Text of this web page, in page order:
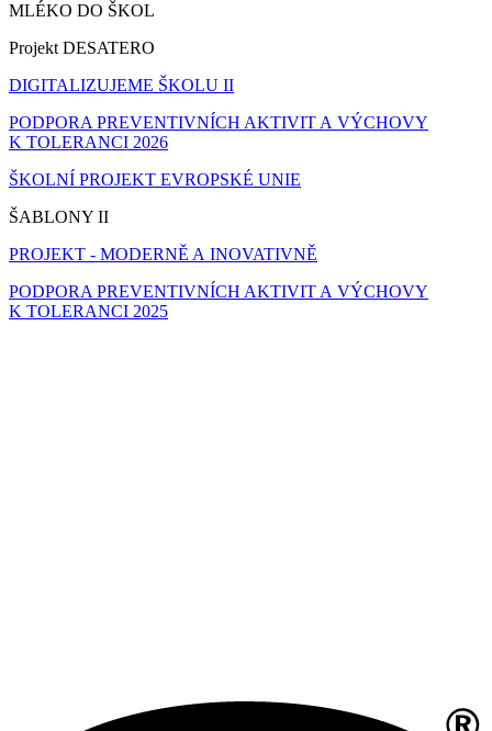
MLÉKO DO ŠKOL
Projekt DESATERO
DIGITALIZUJEME ŠKOLU II
PODPORA PREVENTIVNÍCH AKTIVIT A VÝCHOVY
K TOLERANCI 2026
ŠKOLNÍ PROJEKT EVROPSKÉ UNIE
ŠABLONY II
PROJEKT - MODERNĚ A INOVATIVNĚ
PODPORA PREVENTIVNÍCH AKTIVIT A VÝCHOVY
K TOLERANCI 2025